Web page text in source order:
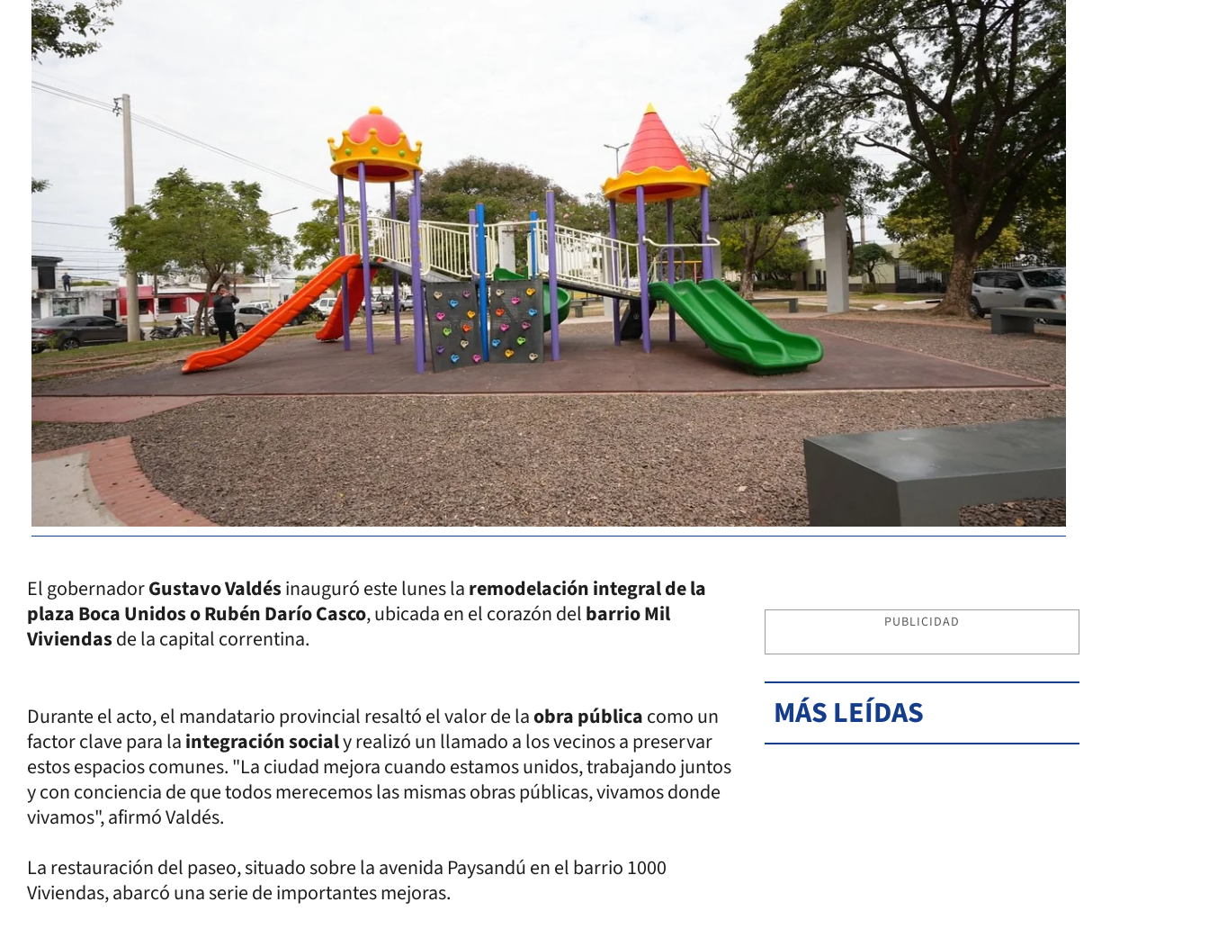
El gobernadorGustavo Valdésinauguró este lunes laremodelación integral de la
plaza Boca Unidos o Rubén Darío Casco, ubicada en el corazón delbarrio Mil
Viviendasde la capital correntina.
Durante el acto, el mandatario provincial resaltó el valor de laobra públicacomo un
factor clave para laintegración socialy realizó un llamado a los vecinos a preservar
estos espacios comunes. "La ciudad mejora cuando estamos unidos, trabajando juntos
y con conciencia de que todos merecemos las mismas obras públicas, vivamos donde
vivamos", afirmó Valdés.
La restauración del paseo, situado sobre la avenida Paysandú en el barrio 1000
Viviendas, abarcó una serie de importantes mejoras.
PUBLICIDAD
MÁS LEÍDAS